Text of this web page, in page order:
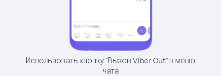
Использовать кнопку "Вызов Viber Out" в меню
чата